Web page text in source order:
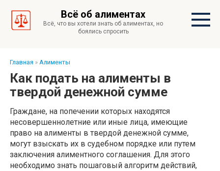
контенту
Всё об алиментах
Всё, что вы хотели знать об алиментах, но
боялись спросить
Главная » Алименты
Как подать на алименты в
твердой денежной сумме
Граждане, на попечении которых находятся
несовершеннолетние или иные лица, имеющие
право на алименты в твердой денежной сумме,
могут взыскать их в судебном порядке или путем
заключения алиментного соглашения. Для этого
необходимо знать пошаговый алгоритм действий,